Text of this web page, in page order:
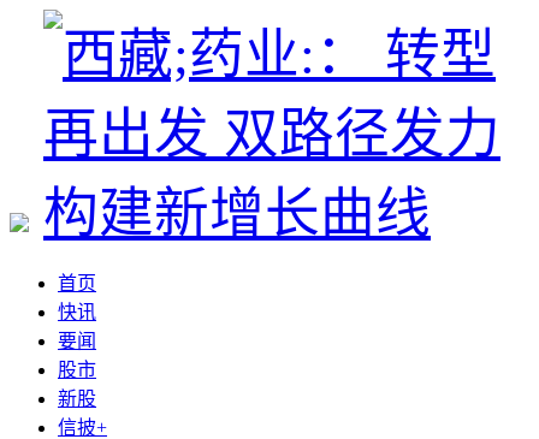
首页
快讯
要闻
股市
新股
信披+